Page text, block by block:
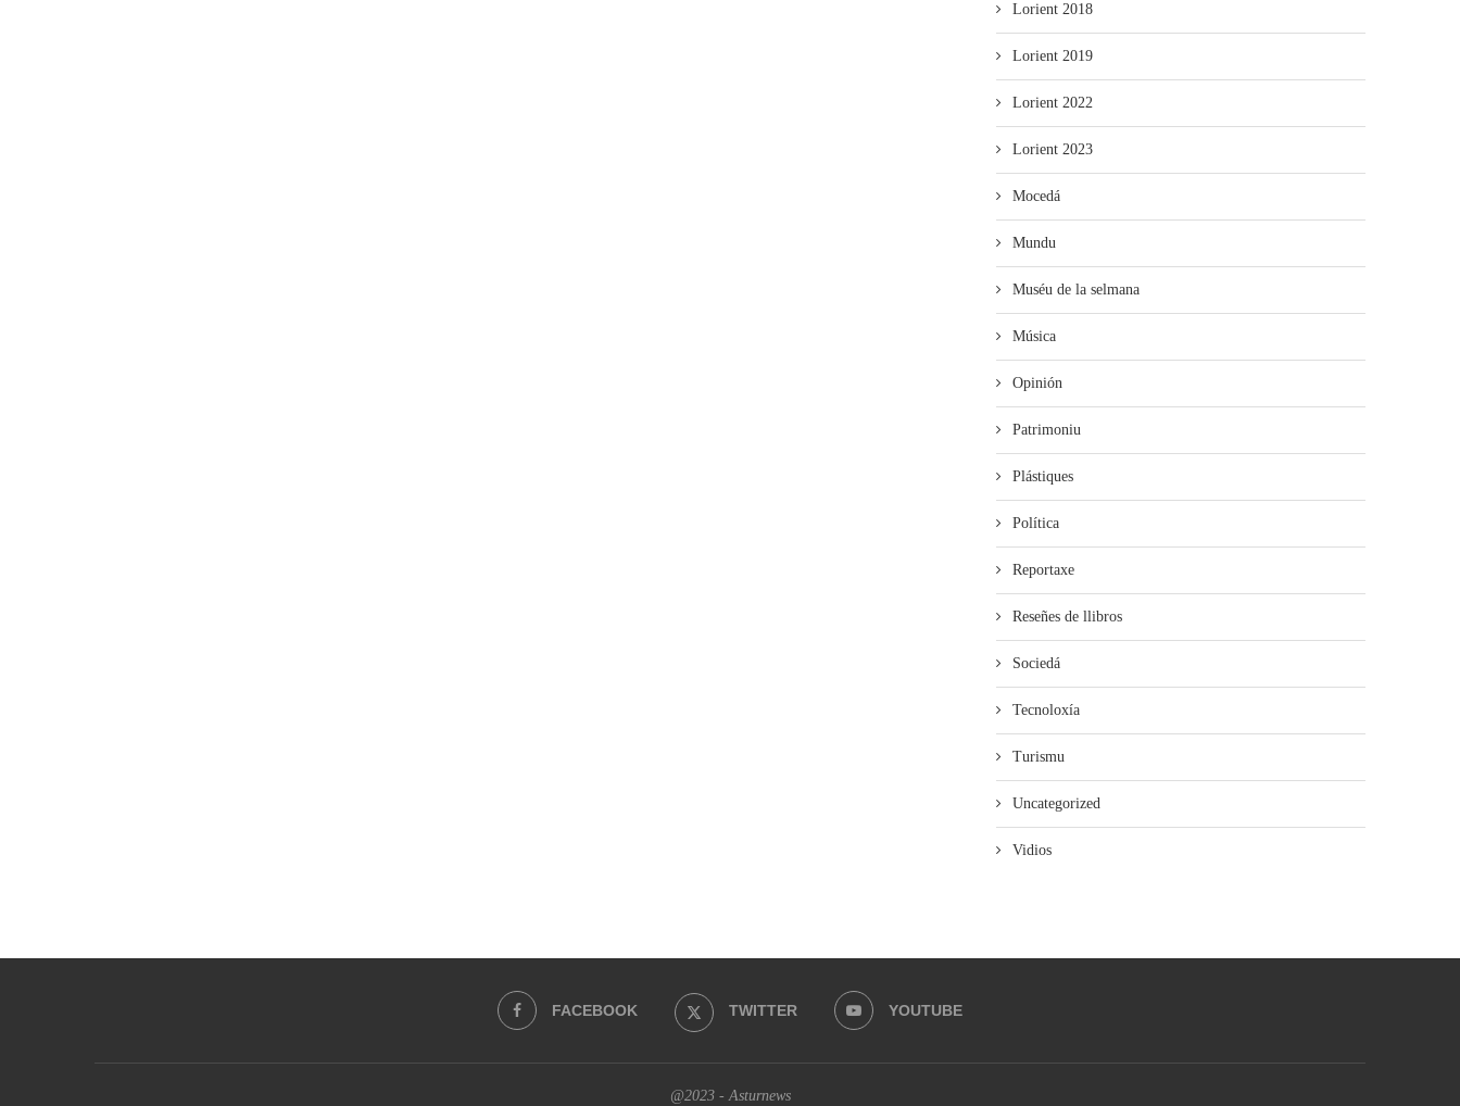
Lorient 2018
Lorient 2019
Lorient 2022
Lorient 2023
Mocedá
Mundu
Muséu de la selmana
Música
Opinión
Patrimoniu
Plástiques
Política
Reportaxe
Reseñes de llibros
Sociedá
Tecnoloxía
Turismu
Uncategorized
Vidios
FACEBOOK TWITTER YOUTUBE
@2023 - Asturnews